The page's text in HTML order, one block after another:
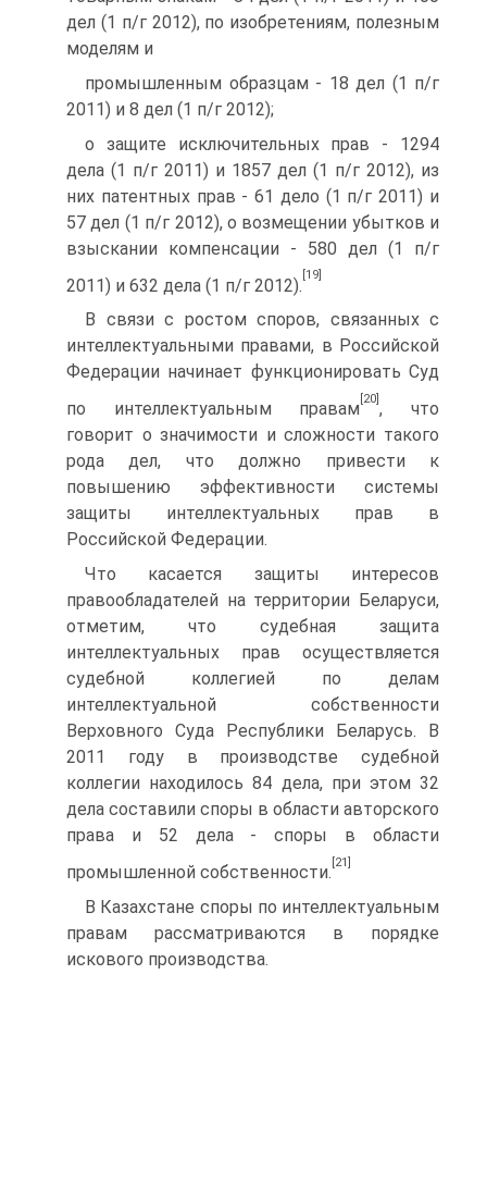
дел (1 п/г 2012), по изобретениям, полезным
моделям и
промышленным образцам - 18 дел (1 п/г
2011) и 8 дел (1 п/г 2012);
о защите исключительных прав - 1294
дела (1 п/г 2011) и 1857 дел (1 п/г 2012), из
них патентных прав - 61 дело (1 п/г 2011) и
57 дел (1 п/г 2012), о возмещении убытков и
взыскании компенсации - 580 дел (1 п/г
2011) и 632 дела (1 п/г 2012).
[19]
В связи с ростом споров, связанных с
интеллектуальными правами, в Российской
Федерации начинает функционировать Суд
по интеллектуальным правам
[20]
, что
говорит о значимости и сложности такого
рода дел, что должно привести к
повышению эффективности системы
защиты интеллектуальных прав в
Российской Федерации.
Что касается защиты интересов
правообладателей на территории Беларуси,
отметим, что судебная защита
интеллектуальных прав осуществляется
судебной коллегией по делам
интеллектуальной собственности
Верховного Суда Республики Беларусь. В
2011 году в производстве судебной
коллегии находилось 84 дела, при этом 32
дела составили споры в области авторского
права и 52 дела - споры в области
промышленной собственности.
[21]
В Казахстане споры по интеллектуальным
правам рассматриваются в порядке
искового производства.